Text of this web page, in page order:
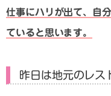
仕事にハリが出て、自
ていると思います。
昨日は地元のレス